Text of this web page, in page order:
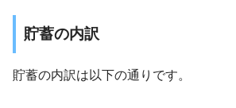
貯蓄の内訳
貯蓄の内訳は以下の通りです。